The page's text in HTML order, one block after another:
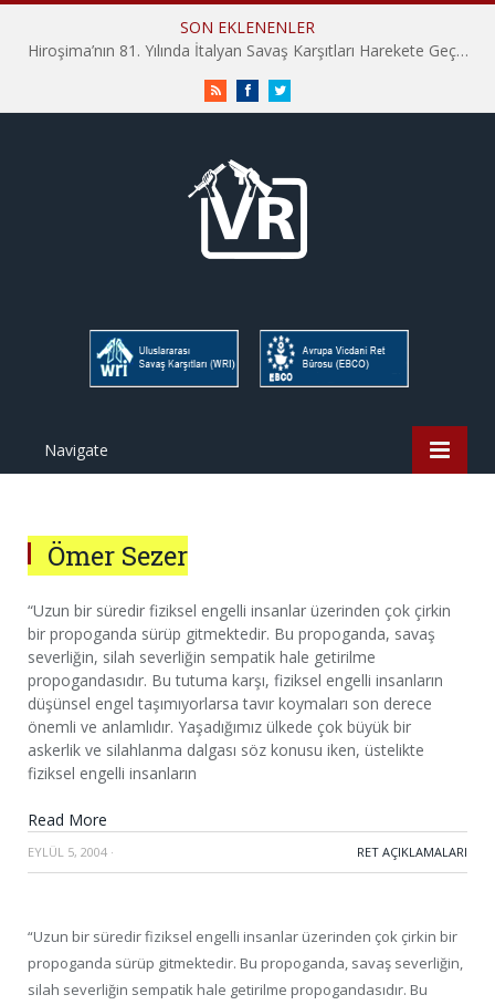
SON EKLENENLER
Hiroşima’nın 81. Yılında İtalyan Savaş Karşıtları Harekete Geçti: “Hatırlamak yeterli değil”
RSS FacebookTwitter
Navigate
Ömer Sezer
“Uzun bir süredir fiziksel engelli insanlar üzerinden çok çirkin
bir propoganda sürüp gitmektedir. Bu propoganda, savaş
severliğin, silah severliğin sempatik hale getirilme
propogandasıdır. Bu tutuma karşı, fiziksel engelli insanların
düşünsel engel taşımıyorlarsa tavır koymaları son derece
önemli ve anlamlıdır. Yaşadığımız ülkede çok büyük bir
askerlik ve silahlanma dalgası söz konusu iken, üstelikte
fiziksel engelli insanların
Read More
EYLÜL 5, 2004 · RET AÇIKLAMALARI
“Uzun bir süredir fiziksel engelli insanlar üzerinden çok çirkin bir
propoganda sürüp gitmektedir. Bu propoganda, savaş severliğin,
silah severliğin sempatik hale getirilme propogandasıdır. Bu